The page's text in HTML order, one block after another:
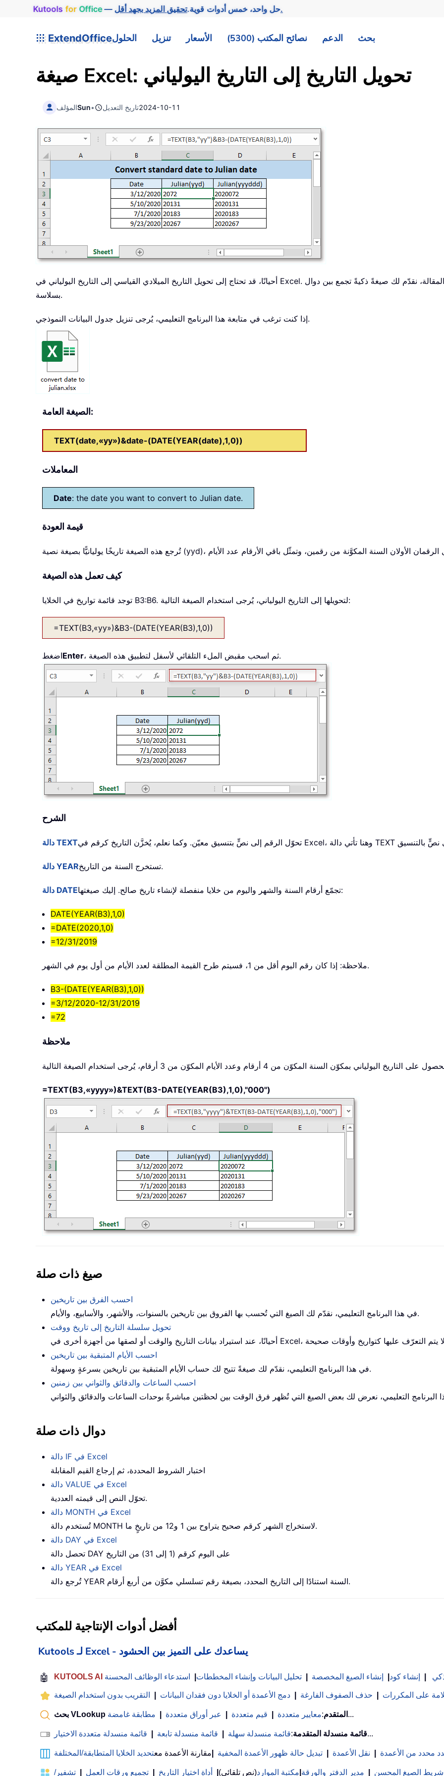
Kutools for Office — حل واحد، خمس أدوات قوية.تحقيق المزيد بجهد أقل.
ExtendOfficeالحلول تنزيل الأسعار نصائح المكتب (5300) الدعم بحث
صيغة Excel: تحويل التاريخ إلى التاريخ اليولياني
المؤلفSun• تاريخ التعديل2024-10-11
أحيانًا، قد تحتاج إلى تحويل التاريخ الميلادي القياسي إلى التاريخ اليولياني في Excel. وفي هذه المقالة، نقدّم لك صيغةً ذكيةً تجمع بين دوال TEXT وYEAR وDATE لتحقيق هذه المهمة
بسلاسة.
إذا كنت ترغب في متابعة هذا البرنامج التعليمي، يُرجى تنزيل جدول البيانات النموذجي.
الصيغة العامة:
TEXT(date,«yy»)&date-(DATE(YEAR(date),1,0))
المعاملات
Date: the date you want to convert to Julian date.
قيمة العودة
كيف تعمل هذه الصيغة
توجد قائمة تواريخ في الخلايا B3:B6. لتحويلها إلى التاريخ اليولياني، يُرجى استخدام الصيغة التالية:
=TEXT(B3,«yy»)&B3-(DATE(YEAR(B3),1,0))
اضغطEnter ، ثم اسحب مقبض الملء التلقائي لأسفل لتطبيق هذه الصيغة.
الشرح
دالة TEXT
دالة YEAR تستخرج السنة من التاريخ.
دالة DATE تجمّع أرقام السنة والشهر واليوم من خلايا منفصلة لإنشاء تاريخ صالح. إليك صيغتها:
DATE(YEAR(B3),1,0)
=DATE(2020,1,0)
=12/31/2019
ملاحظة: إذا كان رقم اليوم أقل من 1، فسيتم طرح القيمة المطلقة لعدد الأيام من أول يوم في الشهر.
B3-(DATE(YEAR(B3),1,0))
=3/12/2020-12/31/2019
=72
ملاحظة
بمكوّن السنة المكوّن من 4 أرقام وعدد الأيام المكوّن من 3 أرقام، يُرجى استخدام الصيغة التالية
=TEXT(B3,«yyyy»)&TEXT(B3-DATE(YEAR(B3),1,0),"000")
صيغ ذات صلة
احسب الفرق بين تاريخين
في هذا البرنامج التعليمي، نقدّم لك الصيغ التي تُحسب بها الفروق بين تاريخين بالسنوات، والأشهر، والأسابيع، والأيام.
تحويل سلسلة التاريخ إلى تاريخ ووقت
احسب الأيام المتبقية بين تاريخين
في هذا البرنامج التعليمي، نقدّم لك صيغةً تتيح لك حساب الأيام المتبقية بين تاريخين بسرعةٍ وسهولة.
احسب الساعات والدقائق والثواني بين زمنين
دوال ذات صلة
دالة IF في Excel
اختبار الشروط المحددة، ثم إرجاع القيم المقابلة
دالة VALUE في Excel
تحوّل النص إلى قيمته العددية.
دالة MONTH في Excel
تُستخدم دالة MONTH لاستخراج الشهر كرقم صحيح يتراوح بين 1 و12 من تاريخٍ ما.
دالة DAY في Excel
تحصل دالة DAY على اليوم كرقم (1 إلى 31) من التاريخ
دالة YEAR في Excel
تُرجع دالة YEAR السنة استنادًا إلى التاريخ المحدد، بصيغة رقم تسلسلي مكوَّن من أربع أرقام.
أفضل أدوات الإنتاجية للمكتب
Kutools لـ Excel - يساعدك على التميز بين الحشود
🤖 إنشاء كود إنشاء الصيغ المخصصة تحليل البيانات وإنشاء المخططات استدعاء الوظائف المحسنة
على المكررات حذف الصفوف الفارغة دمج الأعمدة أو الخلايا دون فقدان البيانات التقريب بدون استخدام الصيغة
بحث VLookup المتقدم:معايير متعددة قيم متعددة عبر أوراق متعددة مطابقة غامضة ...
قائمة منسدلة المتقدمة:قائمة منسدلة سهلة قائمة منسدلة تابعة قائمة منسدلة متعددة الاختيار ...
محدد من الأعمدة نقل الأعمدة تبديل حالة ظهور الأعمدة المخفية مقارنة الأعمدة معتحديد الخلايا المتطابقة/المختلفة
شريط الصيغ المحسن مدير الدفتر والورقة مكتبة الموارد(نص تلقائي) أداة اختيار التاريخ تجميع ورقات العمل تشفير/